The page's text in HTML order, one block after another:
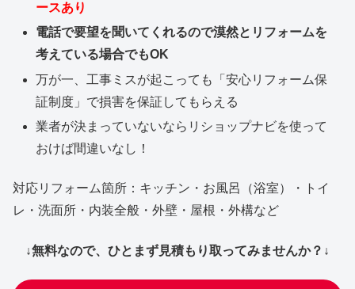
ースあり
電話で要望を聞いてくれるので漠然とリフォームを
考えている場合でもOK
万が一、工事ミスが起こっても「安心リフォーム保
証制度」で損害を保証してもらえる
業者が決まっていないならリショップナビを使って
おけば間違いなし！
対応リフォーム箇所：キッチン・お風呂（浴室）・トイ
レ・洗面所・内装全般・外壁・屋根・外構など
↓無料なので、ひとまず見積もり取ってみませんか？↓